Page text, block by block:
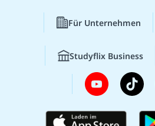
Für Unternehmen
Studyflix Business